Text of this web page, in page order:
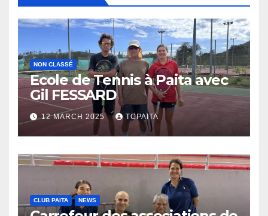
NON CLASSÉ
Ecole de Tennis à Paita avec
Gil FESSARD
12 MARCH 2025 TCPAITA
CLUB PAITA NEWS